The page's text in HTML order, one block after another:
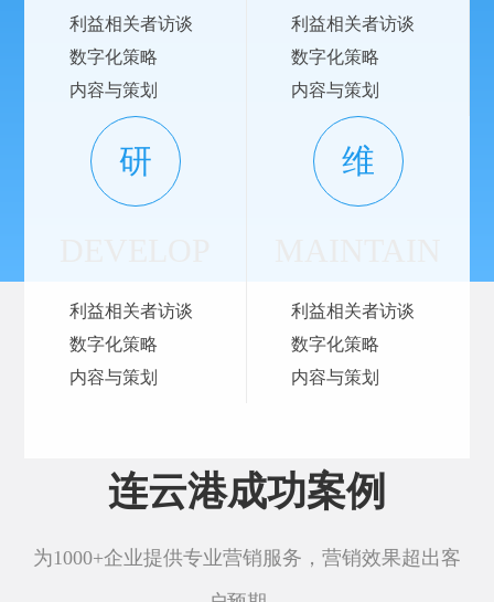
利益相关者访谈
数字化策略
内容与策划
利益相关者访谈
数字化策略
内容与策划
研
利益相关者访谈
数字化策略
内容与策划
维
利益相关者访谈
数字化策略
内容与策划
连云港成功案例
为1000+企业提供专业营销服务，营销效果超出客